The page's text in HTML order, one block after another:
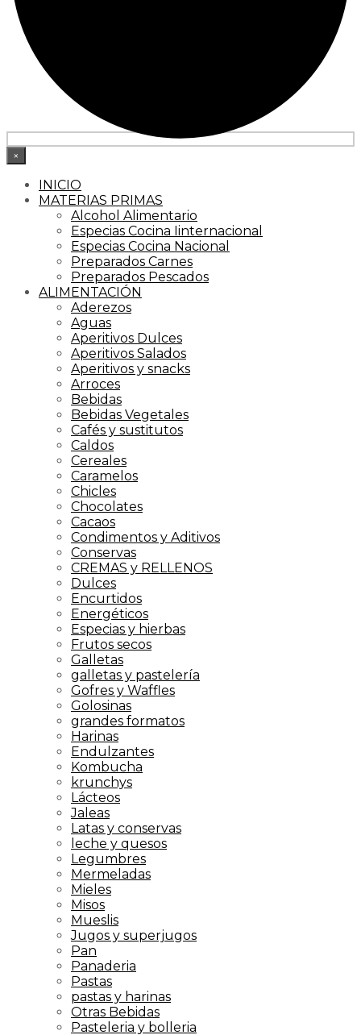
×
INICIO
MATERIAS PRIMAS
Alcohol Alimentario
Especias Cocina Iinternacional
Especias Cocina Nacional
Preparados Carnes
Preparados Pescados
ALIMENTACIÓN
Aderezos
Aguas
Aperitivos Dulces
Aperitivos Salados
Aperitivos y snacks
Arroces
Bebidas
Bebidas Vegetales
Cafés y sustitutos
Caldos
Cereales
Caramelos
Chicles
Chocolates
Cacaos
Condimentos y Aditivos
Conservas
CREMAS y RELLENOS
Dulces
Encurtidos
Energéticos
Especias y hierbas
Frutos secos
Galletas
galletas y pastelería
Gofres y Waffles
Golosinas
grandes formatos
Harinas
Endulzantes
Kombucha
krunchys
Lácteos
Jaleas
Latas y conservas
leche y quesos
Legumbres
Mermeladas
Mieles
Misos
Mueslis
Jugos y superjugos
Pan
Panaderia
Pastas
pastas y harinas
Otras Bebidas
Pasteleria y bolleria